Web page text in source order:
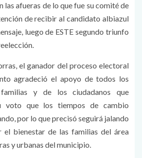
las afueras de lo que fue su comité de
de recibir al candidato albiazul
luego de ESTE segundo triunfo
el ganador del proceso electoral
agradeció el apoyo de todos los
y de los ciudadanos que
voto que los tiempos de cambio
por lo que precisó seguirá jalando
el bienestar de las familias del área
y urbanas del municipio.